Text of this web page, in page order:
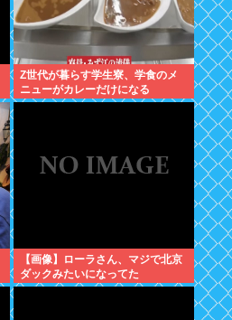
Z世代が暮らす学生寮、学食のメ
ニューがカレーだけになる
【画像】ローラさん、マジで北京
ダックみたいになってた